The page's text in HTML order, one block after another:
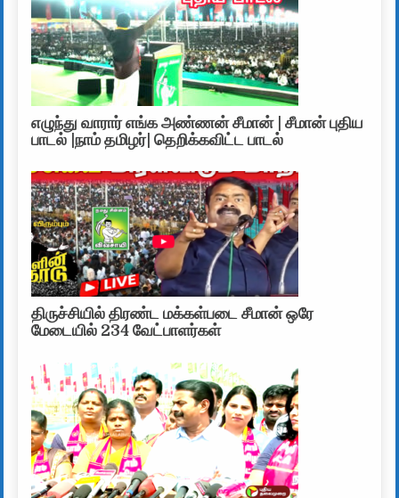
எழுந்து வாரார் எங்க அண்ணன் சீமான் | சீமான் புதிய
பாடல் |நாம் தமிழர்| தெறிக்கவிட்ட பாடல்
திருச்சியில் திரண்ட மக்கள்படை சீமான் ஒரே
மேடையில் 234 வேட்பாளர்கள்